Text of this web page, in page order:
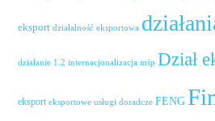
eksport działalność eksportowa
działanie 1.2 internacjonalizacja mśp Dział
eksport eksportowe usługi doradcze FENG